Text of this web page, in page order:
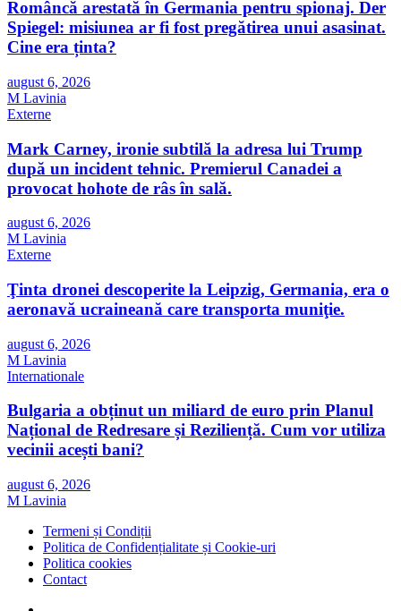
Româncă arestată în Germania pentru spionaj. Der
Spiegel: misiunea ar fi fost pregătirea unui asasinat.
Cine era ținta?
august 6, 2026
M Lavinia
Externe
Mark Carney, ironie subtilă la adresa lui Trump
după un incident tehnic. Premierul Canadei a
provocat hohote de râs în sală.
august 6, 2026
M Lavinia
Externe
Ţinta dronei descoperite la Leipzig, Germania, era o
aeronavă ucraineană care transporta muniţie.
august 6, 2026
M Lavinia
Internationale
Bulgaria a obținut un miliard de euro prin Planul
Național de Redresare și Reziliență. Cum vor utiliza
vecinii acești bani?
august 6, 2026
M Lavinia
Termeni și Condiții
Politica de Confidențialitate și Cookie-uri
Politica cookies
Contact